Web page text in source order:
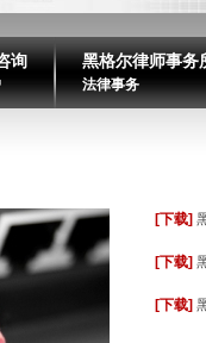
询 黑格尔律师事务
法律事务
[下载]
[下载]
[下载]